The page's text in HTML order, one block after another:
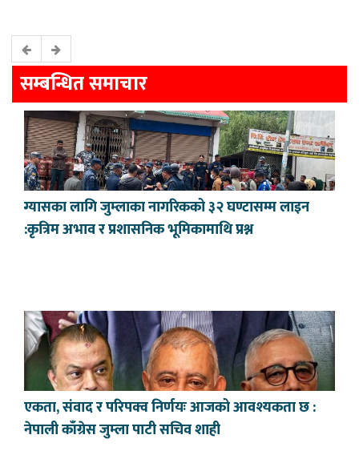
सम्बन्धित समाचार
ग्यासका लागि जुम्लाका नागरिकको ३२ घण्टासम्म लाइन
:कृत्रिम अभाव र प्रशासनिक भूमिकामाथि प्रश्न
एकता, संवाद र परिपक्व निर्णयः आजको आवश्यकता छ :
नेपाली काँग्रेस जुम्ला पाटी सचिव शाही